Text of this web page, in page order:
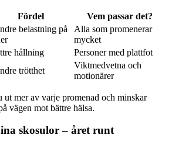
Fördel
Vem passar det?
belastning på
Alla som promenerar
mycket
hållning
Personer med plattfot
trötthet
Viktmedvetna och
motionärer
ut mer av varje promenad och minskar
vägen mot bättre hälsa.
skosulor – året runt